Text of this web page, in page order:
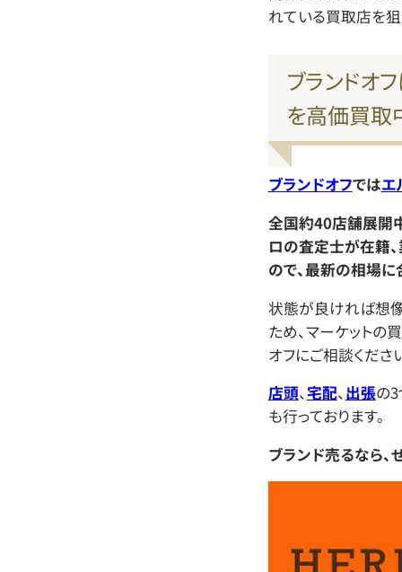
れている買取店を狙
ブランドオ
を高価買取
ブランドオフではエ
全国約40店舗展開
ロの査定士が在籍
ので、最新の相場
状態が良ければ想
ため、マーケットの
オフにご相談くださ
店頭、宅配、出張の3
も行っております。
ブランド売るなら